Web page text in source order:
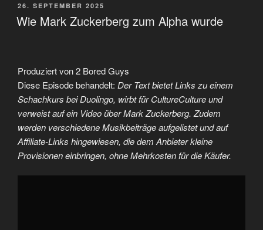
VERÖFFENTLICHT
AM
26. SEPTEMBER 2025
Wie Mark Zuckerberg zum Alpha wurde
Produziert von 2 Bored Guys
Diese Episode behandelt: Der Text bietet Links zu einem
Schachkurs bei Duolingo, wirbt für CultureCulture und
verweist auf ein Video über Mark Zuckerberg. Zudem
werden verschiedene Musikbeiträge aufgelistet und auf
Affiliate-Links hingewiesen, die dem Anbieter kleine
Provisionen einbringen, ohne Mehrkosten für die Käufer.
„Wie